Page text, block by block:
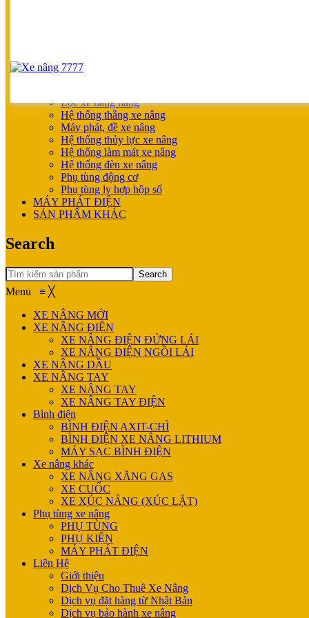
XE NÂNG TAY ĐIỆN
Lọc xe nâng hàng
Hệ thống thắng xe nâng
Máy phát, đề xe nâng
Hệ thống thủy lực xe nâng
Hệ thống làm mát xe nâng
Hệ thống đèn xe nâng
Phụ tùng động cơ
Phụ tùng ly hợp hộp số
MÁY PHÁT ĐIỆN
SẢN PHẨM KHÁC
Search
Search
Menu ≡ ╳
XE NÂNG MỚI
XE NÂNG ĐIỆN
XE NÂNG ĐIỆN ĐỨNG LÁI
XE NÂNG ĐIỆN NGỒI LÁI
XE NÂNG DẦU
XE NÂNG TAY
XE NÂNG TAY
XE NÂNG TAY ĐIỆN
Bình điện
BÌNH ĐIỆN AXIT-CHÌ
BÌNH ĐIỆN XE NÂNG LITHIUM
MÁY SẠC BÌNH ĐIỆN
Xe nâng khác
XE NÂNG XĂNG GAS
XE CUỐC
XE XÚC NÂNG (XÚC LẬT)
Phụ tùng xe nâng
PHỤ TÙNG
PHỤ KIỆN
MÁY PHÁT ĐIỆN
Liên Hệ
Giới thiệu
Dịch Vụ Cho Thuê Xe Nâng
Dịch vụ đặt hàng từ Nhật Bản
Dịch vụ bảo hành xe nâng